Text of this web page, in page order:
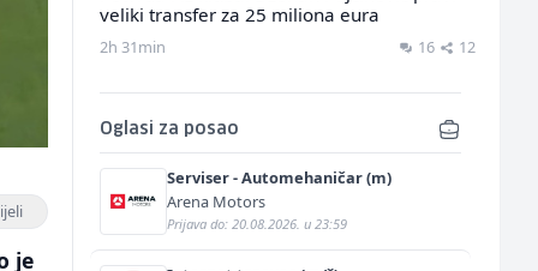
je
veliki transfer za 25 miliona eura
2h 31min 16 12
Oglasi za posao
Serviser - Automehaničar (m)
Arena Motors
Prijava do: 20.08.2026. u 23:59